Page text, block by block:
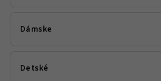
Dámske
Detské